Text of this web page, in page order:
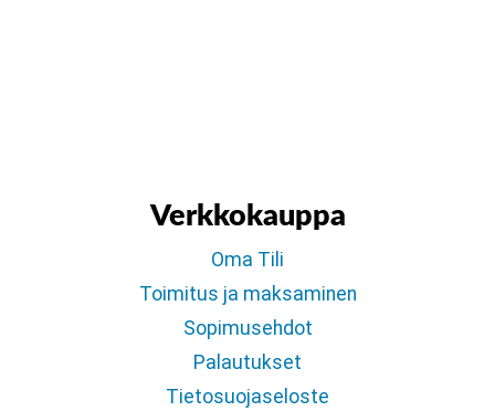
Verkkokauppa
Oma Tili
Toimitus ja maksaminen
Sopimusehdot
Palautukset
Tietosuojaseloste